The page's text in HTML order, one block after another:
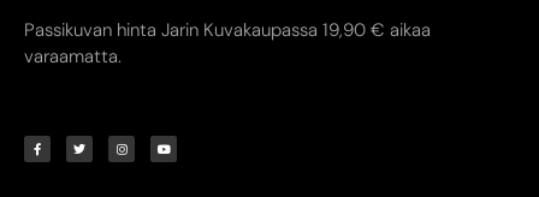
Passikuvan hinta Jarin Kuvakaupassa 19,90 € aikaa
varaamatta.